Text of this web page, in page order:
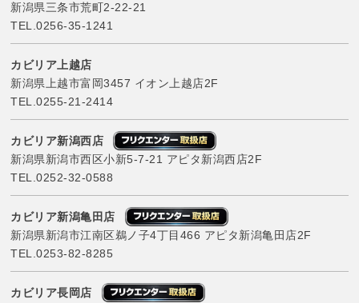
新潟県三条市荒町2-22-21
TEL.0256-35-1241
カビリア上越店
新潟県上越市富岡3457 イオン上越店2F
TEL.0255-21-2414
カビリア新潟西店
新潟県新潟市西区小新5-7-21 アピタ新潟西店2F
TEL.0252-32-0588
カビリア新潟亀田店
新潟県新潟市江南区鵜ノ子4丁目466 アピタ新潟亀田店2F
TEL.0253-82-8285
カビリア長岡店